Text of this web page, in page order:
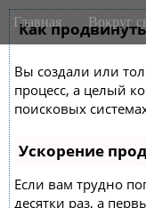
Как
Вы создали или
процесс, а целый
поисковых
Ускорение
Если вам трудно
десятки раз, а
M
a
n
m
e
n
u
i
Главная Вокруг